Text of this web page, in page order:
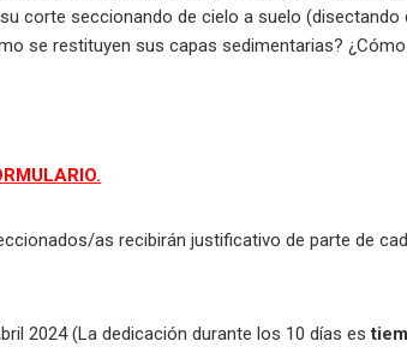
corte seccionando de cielo a suelo (disectando
se restituyen sus capas sedimentarias?
as recibirán justificativo de parte de
2024 (La dedicación durante los 10 días es